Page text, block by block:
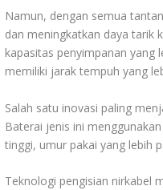
Namun, dengan semua
dan meningkatkan daya tarik
kapasitas penyimpanan yang
memiliki jarak tempuh yang
Salah satu inovasi paling
Baterai jenis ini
tinggi, umur pakai yang lebih
Teknologi pengisian nirkabel